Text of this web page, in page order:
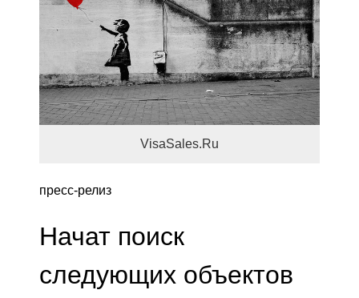
VisaSales.Ru
пресс-релиз
Начат поиск
следующих объектов